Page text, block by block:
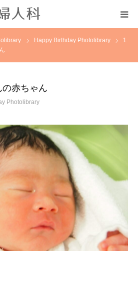
Happy Birthday Photolibrary
1
の赤ちゃん
Photolibrary